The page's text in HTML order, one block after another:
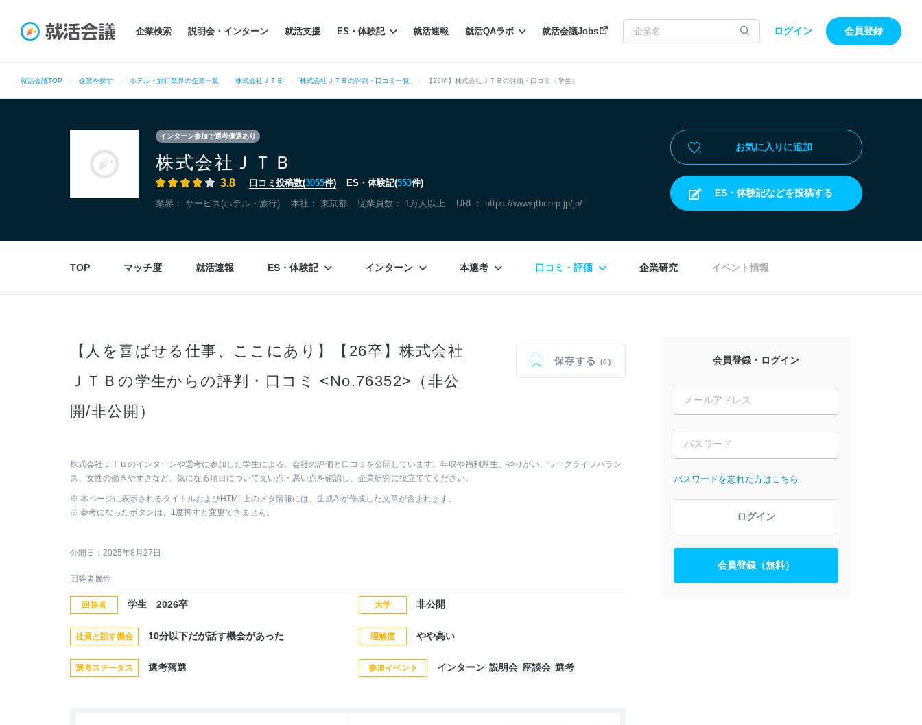
企業検索 説明会・インターン 就活支援 ES・体験記 就活速報 就活QAラボ 就活会議Jobs ログイン 会員登録
就活会議TOP 企業を探す ホテル・旅行業界の企業一覧 株式会社ＪＴＢ 株式会社ＪＴＢの評判・口コミ一覧 【26卒】株式会社ＪＴＢの評価・口コミ（学生）
インターン参加で選考優遇あり
株式会社ＪＴＢ
3.8 口コミ投稿数(3055件) ES・体験記(553件)
業界： サービス(ホテル・旅行) 本社： 東京都 従業員数： 1万人以上 URL： https://www.jtbcorp.jp/jp/
お気に入りに追加
ES・体験記などを投稿する
TOP マッチ度 就活速報 ES・体験記 インターン 本選考 口コミ・評価 企業研究 イベント情報
【人を喜ばせる仕事、ここにあり】【26卒】株式会社
ＪＴＢの学生からの評判・口コミ <No.76352>（非公
開/非公開）
保存する (0)
株式会社ＪＴＢのインターンや選考に参加した学生による、会社の評価と口コミを公開しています。年収や福利厚生、やりがい、ワークライフバラン
ス、女性の働きやすさなど、気になる項目について良い点・悪い点を確認し、企業研究に役立ててください。
※ 本ページに表示されるタイトルおよびHTML上のメタ情報には、生成AIが作成した文章が含まれます。
※ 参考になったボタンは、1度押すと変更できません。
公開日：2025年8月27日
回答者属性
回答者 学生 2026卒 大学 非公開
社員と話す機会 10分以下だが話す機会があった 理解度 やや高い
選考ステータス 選考落選 参加イベント インターン 説明会 座談会 選考
会員登録・ログイン
パスワードを忘れた方はこちら
ログイン
会員登録（無料）